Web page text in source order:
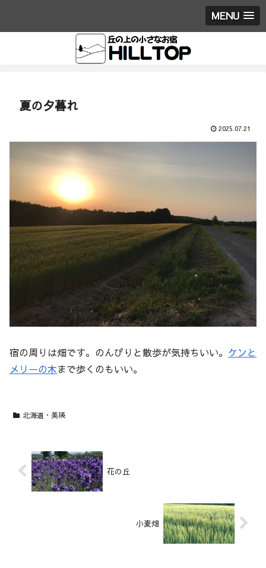
MENU
夏の夕暮れ
2025.07.21
宿の周りは畑です。のんびりと散歩が気持ちいい。 ケンと
メリーの木まで歩くのもいい。
北海道・美瑛
花の丘
小麦畑